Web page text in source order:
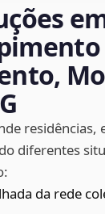
residências,
diferentes
da rede